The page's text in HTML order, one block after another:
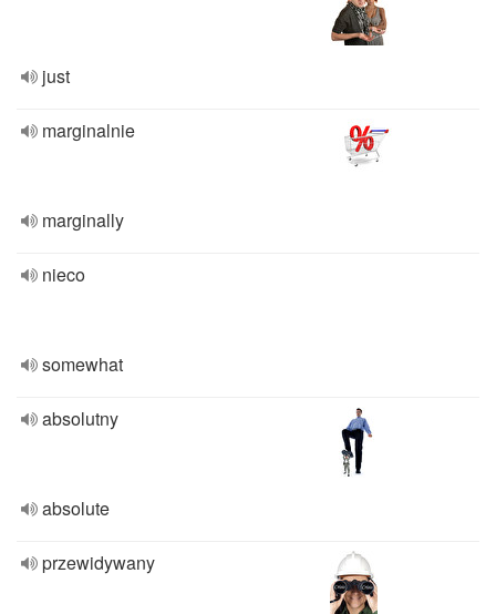
just
marginalnie
marginally
nieco
somewhat
absolutny
absolute
przewidywany